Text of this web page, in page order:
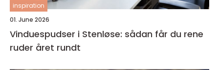
inspiration
01. June 2026
Vinduespudser i Stenløse: sådan får du rene
ruder året rundt